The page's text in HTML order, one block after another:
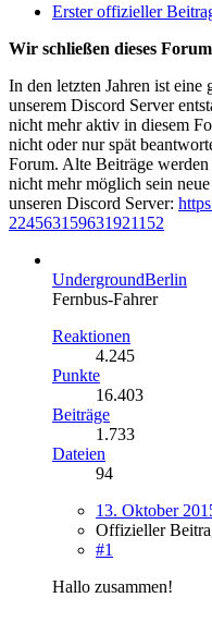
Erster offizieller
Wir schließen dieses
In den letzten Jahren ist
unserem Discord Server
nicht mehr aktiv in diesem
nicht oder nur spät
Forum. Alte Beiträge
nicht mehr möglich sein
unseren Discord Server:
224563159631921152
UndergroundBerlin
Fernbus-Fahrer
Reaktionen
4.245
Punkte
16.403
Beiträge
1.733
Dateien
94
13. Oktober
Offizieller
#1
Hallo zusammen!